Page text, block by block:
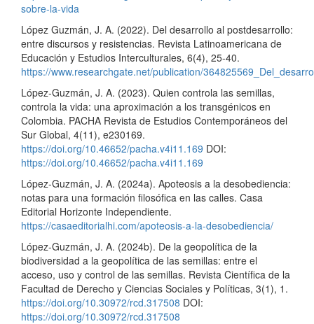
sobre-la-vida
López Guzmán, J. A. (2022). Del desarrollo al postdesarrollo:
entre discursos y resistencias. Revista Latinoamericana de
Educación y Estudios Interculturales, 6(4), 25-40.
https://www.researchgate.net/publication/
López-Guzmán, J. A. (2023). Quien controla las semillas,
controla la vida: una aproximación a los transgénicos en
Colombia. PACHA Revista de Estudios Contemporáneos del
Sur Global, 4(11), e230169.
https://doi.org/10.46652/pacha.v4i11.169 DOI:
https://doi.org/10.46652/pacha.v4i11.169
López-Guzmán, J. A. (2024a). Apoteosis a la desobediencia:
notas para una formación filosófica en las calles. Casa
Editorial Horizonte Independiente.
https://casaeditorialhi.com/apoteosis-a-la-desobediencia/
López-Guzmán, J. A. (2024b). De la geopolítica de la
biodiversidad a la geopolítica de las semillas: entre el
acceso, uso y control de las semillas. Revista Científica de la
Facultad de Derecho y Ciencias Sociales y Políticas, 3(1), 1.
https://doi.org/10.30972/rcd.317508 DOI:
https://doi.org/10.30972/rcd.317508